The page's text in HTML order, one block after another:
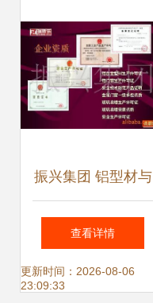
振兴集团 铝型材与
铝电机壳的卓越之
选，匠心铸就金属
查看详情
更新时间：2026-08-06
23:09:33